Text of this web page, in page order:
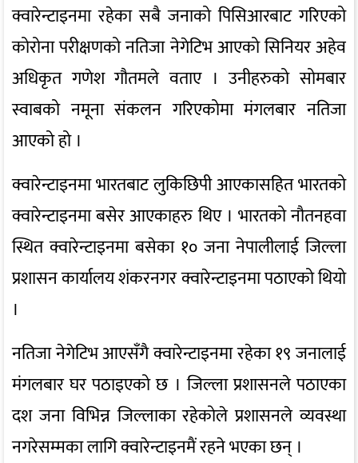
क्वारेन्टाइनमा रहेका सबै जनाको पिसिआरबाट गरिएको
कोरोना परीक्षणको नतिजा नेगेटिभ आएको सिनियर अहेव
अधिकृत गणेश गौतमले वताए । उनीहरुको सोमबार
स्वाबको नमूना संकलन गरिएकोमा मंगलबार नतिजा
आएको हो ।
क्वारेन्टाइनमा भारतबाट लुकिछिपी आएकासहित भारतको
क्वारेन्टाइनमा बसेर आएकाहरु थिए । भारतको नौतनहवा
स्थित क्वारेन्टाइनमा बसेका १० जना नेपालीलाई जिल्ला
प्रशासन कार्यालय शंकरनगर क्वारेन्टाइनमा पठाएको थियो
।
नतिजा नेगेटिभ आएसँगै क्वारेन्टाइनमा रहेका १९ जनालाई
मंगलबार घर पठाइएको छ । जिल्ला प्रशासनले पठाएका
दश जना विभिन्न जिल्लाका रहेकोले प्रशासनले व्यवस्था
नगरेसम्मका लागि क्वारेन्टाइनमैं रहने भएका छन् ।